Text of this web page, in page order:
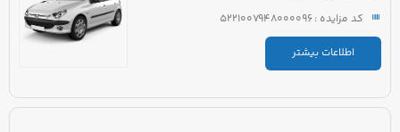
کد مزایده : 5221007948000096
اطلاعات بیشتر